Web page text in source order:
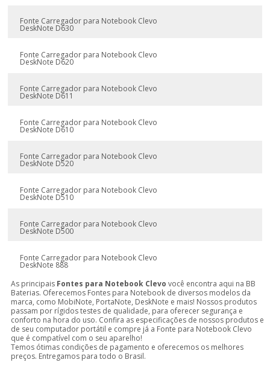
Fonte Carregador para Notebook Clevo
DeskNote D630
Fonte Carregador para Notebook Clevo
DeskNote D620
Fonte Carregador para Notebook Clevo
DeskNote D611
Fonte Carregador para Notebook Clevo
DeskNote D610
Fonte Carregador para Notebook Clevo
DeskNote D520
Fonte Carregador para Notebook Clevo
DeskNote D510
Fonte Carregador para Notebook Clevo
DeskNote D500
Fonte Carregador para Notebook Clevo
DeskNote 888
As principais Fontes para Notebook Clevo você encontra aqui na BB
Baterias. Oferecemos Fontes para Notebook de diversos modelos da
marca, como MobiNote, PortaNote, DeskNote e mais! Nossos produtos
passam por rígidos testes de qualidade, para oferecer segurança e
conforto na hora do uso. Confira as especificações de nossos produtos e
de seu computador portátil e compre já a Fonte para Notebook Clevo
que é compatível com o seu aparelho!
Temos ótimas condições de pagamento e oferecemos os melhores
preços. Entregamos para todo o Brasil.